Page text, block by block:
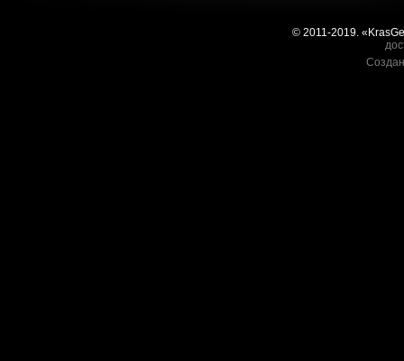
© 2011-2019.